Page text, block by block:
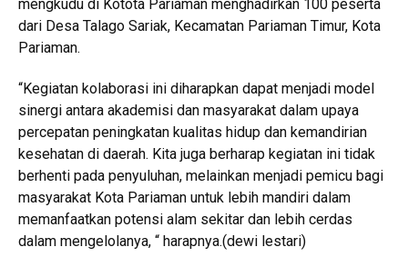
mengkudu di Kotota Pariaman menghadirkan 100 peserta
dari Desa Talago Sariak, Kecamatan Pariaman Timur, Kota
Pariaman.
“Kegiatan kolaborasi ini diharapkan dapat menjadi model
sinergi antara akademisi dan masyarakat dalam upaya
percepatan peningkatan kualitas hidup dan kemandirian
kesehatan di daerah. Kita juga berharap kegiatan ini tidak
berhenti pada penyuluhan, melainkan menjadi pemicu bagi
masyarakat Kota Pariaman untuk lebih mandiri dalam
memanfaatkan potensi alam sekitar dan lebih cerdas
dalam mengelolanya, “ harapnya.(dewi lestari)